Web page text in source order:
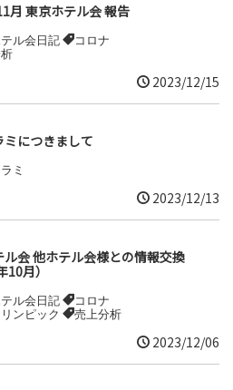
月 東京ホテル会 報告
ル会日記
コロナ
2023/12/15
ミにつきまして
ミ
2023/12/13
ル会 他ホテル会様との情報交換
10月）
ル会日記
コロナ
ンピック
売上分析
2023/12/06